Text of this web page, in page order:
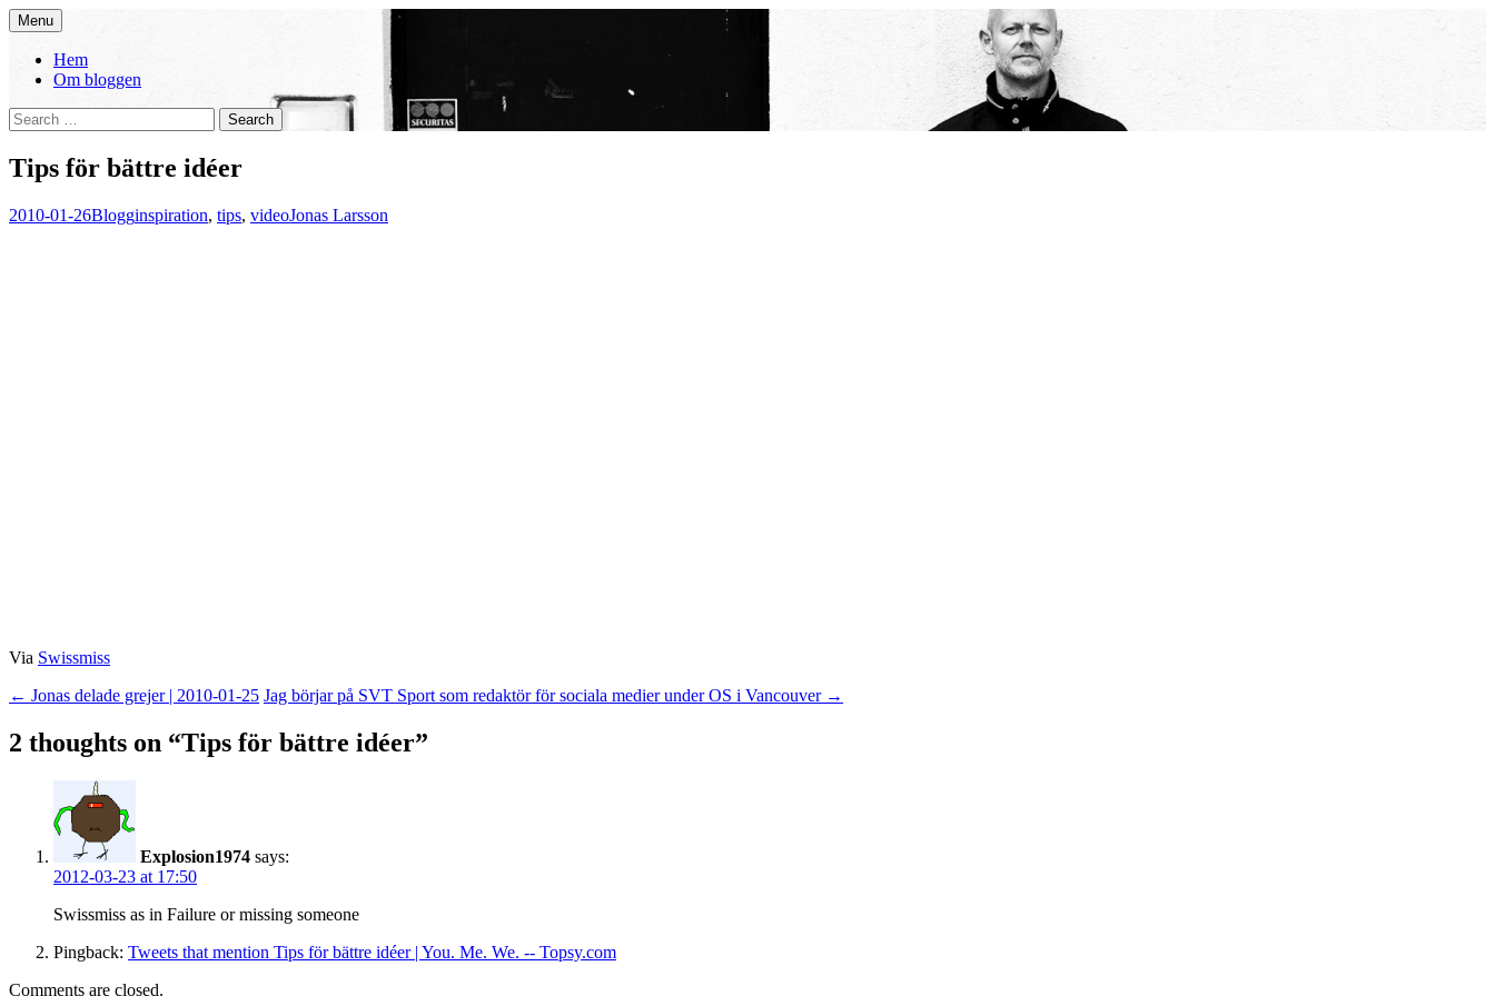
Skip
to
content
You. Me. We.
Menu
Hem
Om bloggen
Search
for:
Tips för bättre idéer
2010-01-26Blogginspiration, tips, videoJonas Larsson
Via Swissmiss
Post
navigation
← Jonas delade grejer | 2010-01-25 Jag börjar på SVT Sport som redaktör för sociala medier under OS i Vancouver →
2 thoughts on “Tips för bättre idéer”
Explosion1974 says:
2012-03-23 at 17:50
Swissmiss as in Failure or missing someone
Pingback: Tweets that mention Tips för bättre idéer | You. Me. We. -- Topsy.com
Comments are closed.